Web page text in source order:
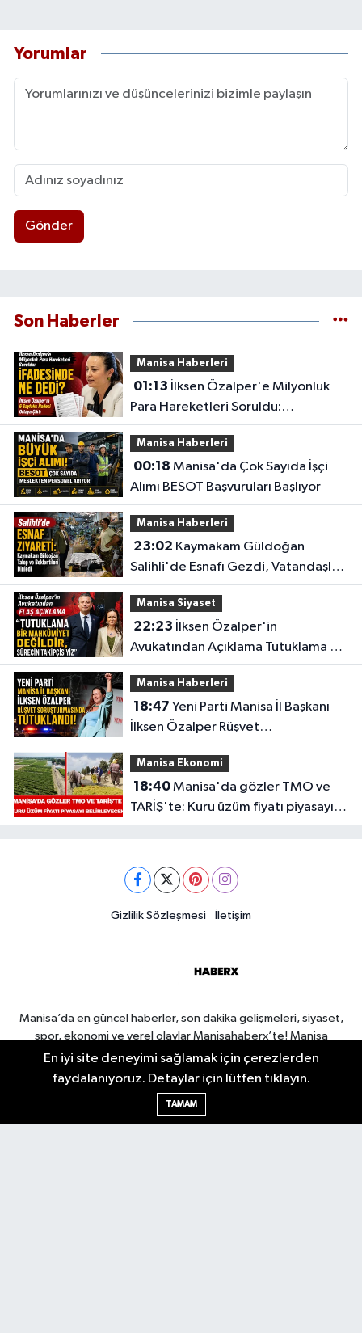
Yorumlar
Gönder
Son Haberler
Manisa Haberleri
01:13
Para Hareketleri Soruldu:
İfadesinde Ne Dedi?
Manisa Haberleri
00:18
Alımı BESOT Başvuruları Başlıyor
Manisa Haberleri
23:02
Salihli'de Esnafı Gezdi, Vatandaşları
Dinledi
Manisa Siyaset
22:23
Avukatından Açıklama Tutuklama Bir
Mahkûmiyet Değildir,
Manisa Haberleri
18:47
İlksen Özalper Rüşvet
Soruşturmasında Tutuklandı!
Manisa Ekonomi
18:40Manisa'da gözler TMO ve
TARİŞ'te: Kuru üzüm fiyatı piyasayı
belirleyecek
Gizlilik Sözleşmesi İletişim
Manisa’da en güncel haberler, son dakika gelişmeleri, siyaset,
spor, ekonomi ve yerel olaylar Manisahaberx’te! Manisa
haberlerini anbean takip edin.
Manisa Nöbetçi Eczaneler
En iyi site deneyimi sağlamak için çerezlerden
faydalanıyoruz. Detaylar için lütfen tıklayın.
TAMAM